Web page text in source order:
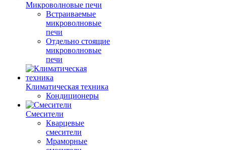
Микроволновые печи
Встраиваемые
микроволновые
печи
Отдельно стоящие
микроволновые
печи
Климатическая техника
Кондиционеры
Смесители
Кварцевые
смесители
Мраморные